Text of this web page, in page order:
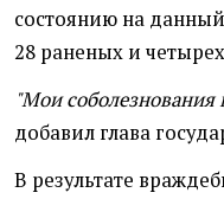
состоянию на
28 раненых и
"Мои
добавил глава
В результате